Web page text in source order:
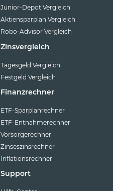
Junior-Depot Vergleich
Aktiensparplan Vergleich
Robo-Advisor Vergleich
Zinsvergleich
Tagesgeld Vergleich
Festgeld Vergleich
Finanzrechner
ETF-Sparplanrechner
ETF-Entnahmerechner
Vorsorgerechner
Zinseszinsrechner
Inflationsrechner
Support